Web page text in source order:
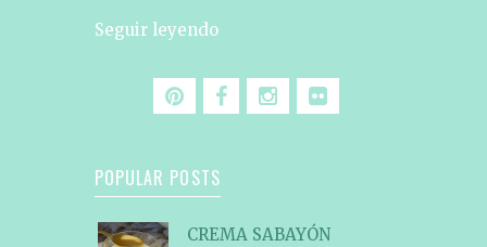
Seguir leyendo
POPULAR POSTS
CREMA SABAYÓN